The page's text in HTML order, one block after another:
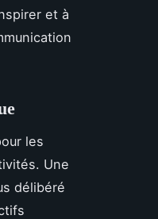
et à
les
Une
délibéré